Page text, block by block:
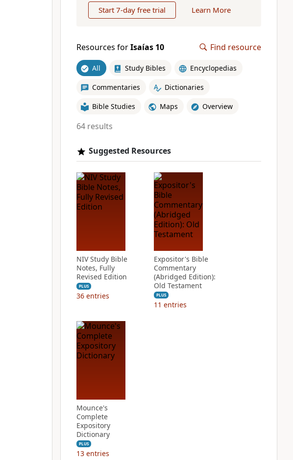
Start 7-day free trial Learn More
Resources forIsaías 10 Find resource
All Study Bibles Encyclopedias
Commentaries Dictionaries
Bible Studies Maps Overview
64 results
Suggested Resources
NIV Study Bible
Notes, Fully
Revised Edition
PLUS
36 entries
Expositor's Bible
Commentary
(Abridged Edition):
Old Testament
PLUS
11 entries
Mounce's
Complete
Expository
Dictionary
PLUS
13 entries